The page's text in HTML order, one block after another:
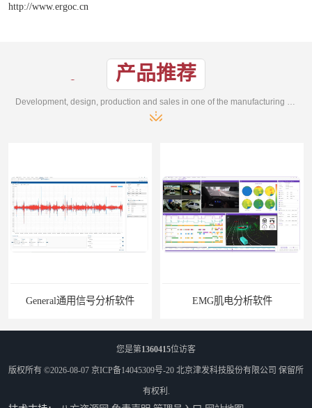
http://www.ergoc.cn
产品推荐
Development, design, production and sales in one of the manufacturing enterprises
General通用信号分析软件 EMG肌电分析软件
您是第1360415位访客
版权所有 ©2026-08-07 京ICP备14045309号-20 北京津发科技股份有限公司 保留所
有权利.